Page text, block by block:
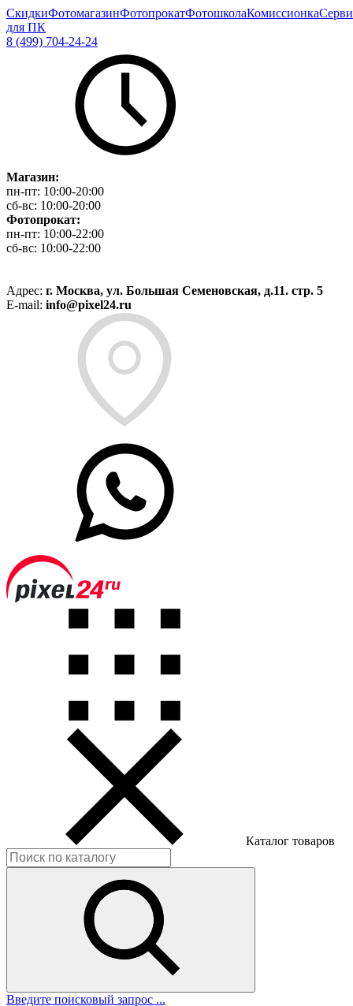
СкидкиФотомагазинФотопрокатФотошколаКомиссионка
для ПК
8 (499) 704-24-24
Магазин:
пн-пт: 10:00-20:00
сб-вс: 10:00-20:00
Фотопрокат:
пн-пт: 10:00-22:00
сб-вс: 10:00-22:00
Адрес: г. Москва, ул. Большая Семеновская, д.11. стр. 5
E-mail: info@pixel24.ru
Каталог товаров
Введите поисковый запрос ...